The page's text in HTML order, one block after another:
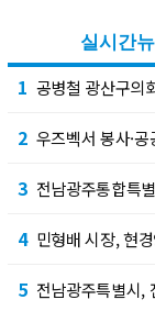
실시간
1 공병철 광산구의회 의
2 우즈벡서 봉사·
3 전남광주통합특
4 민형배 시장, 현
5 전남광주특별시,